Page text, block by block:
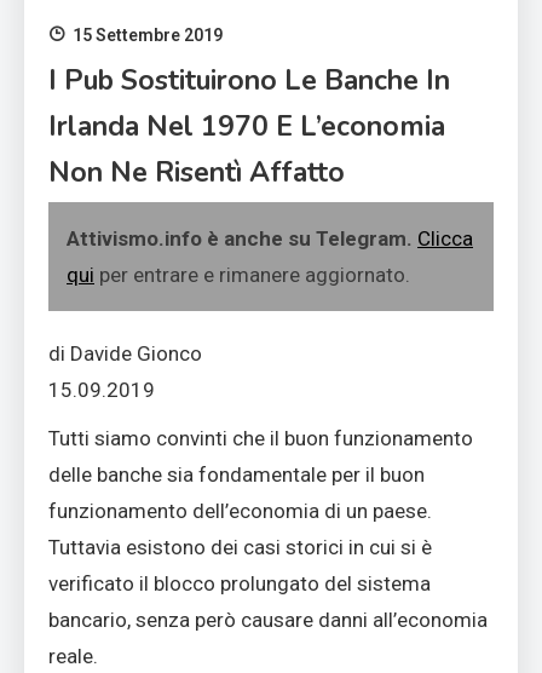
15 Settembre 2019
I Pub Sostituirono Le Banche In
Irlanda Nel 1970 E L’economia
Non Ne Risentì Affatto
Attivismo.info è anche su Telegram. Clicca
qui per entrare e rimanere aggiornato.
di Davide Gionco
15.09.2019
Tutti siamo convinti che il buon funzionamento
delle banche sia fondamentale per il buon
funzionamento dell’economia di un paese.
Tuttavia esistono dei casi storici in cui si è
verificato il blocco prolungato del sistema
bancario, senza però causare danni all’economia
reale.